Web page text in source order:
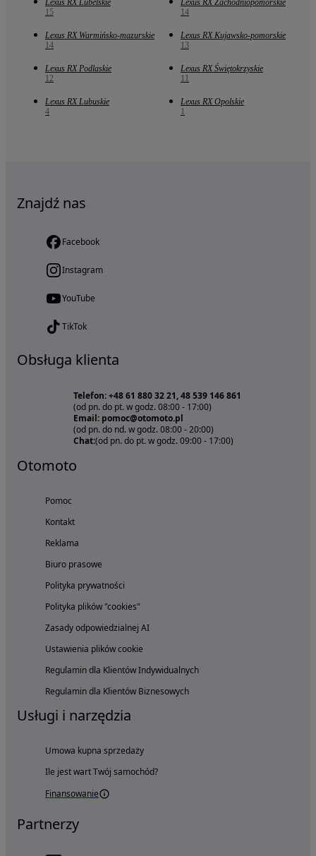
Lexus RX Lubelskie
15
Lexus RX Zachodniopomorskie
14
Lexus RX Warmińsko-mazurskie
14
Lexus RX Kujawsko-pomorskie
13
Lexus RX Podlaskie
12
Lexus RX Świętokrzyskie
11
Lexus RX Lubuskie
4
Lexus RX Opolskie
1
Znajdź nas
Facebook
Instagram
YouTube
TikTok
Obsługa klienta
Telefon: +48 61 880 32 21, 48 539 146 861
(od pn. do pt. w godz. 08:00 - 17:00)
Email: pomoc@otomoto.pl
(od pn. do nd. w godz. 08:00 - 20:00)
Chat:(od pn. do pt. w godz. 09:00 - 17:00)
Otomoto
Pomoc
Kontakt
Reklama
Biuro prasowe
Polityka prywatności
Polityka plików "cookies"
Zasady odpowiedzialnej AI
Ustawienia plików cookie
Regulamin dla Klientów Indywidualnych
Regulamin dla Klientów Biznesowych
Usługi i narzędzia
Umowa kupna sprzedaży
Ile jest wart Twój samochód?
Finansowanie
Partnerzy